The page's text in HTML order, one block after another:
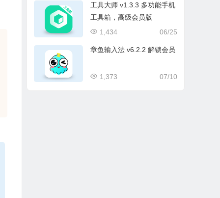
工具大师 v1.3.3 多功能手机
工具箱，高级会员版
06/25
1,434
章鱼输入法 v6.2.2 解锁会员
07/10
1,373